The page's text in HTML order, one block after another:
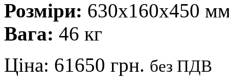
Розміри: 630x160x450
Вага: 46 кг
Ціна: 61650 грн. без ПДВ